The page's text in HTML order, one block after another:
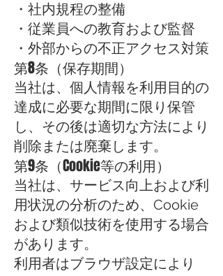
・社内規程の整備
・従業員への教育および監督
・外部からの不正アクセス対策
第8条（保存期間）
当社は、個人情報を利用目的の
達成に必要な期間に限り保管
し、その後は適切な方法により
削除または廃棄します。
第9条（Cookie等の利用）
当社は、サービス向上および利
用状況の分析のため、Cookie
および類似技術を使用する場合
があります。
利用者はブラウザ設定により